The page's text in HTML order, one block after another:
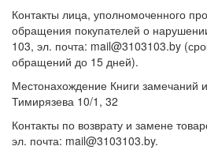
Контакты лица, уполномоченного
обращения покупателей о
103, эл. почта: mail@3103103.by
обращений до 15 дней).
Местонахождение Книги замечаний
Тимирязева 10/1, 32
Контакты по возврату и замене
эл. почта: mail@3103103.by.